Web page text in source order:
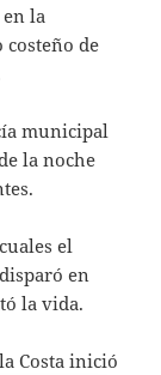
la
de
municipal
la noche
el
en
la vida.
Costa inició